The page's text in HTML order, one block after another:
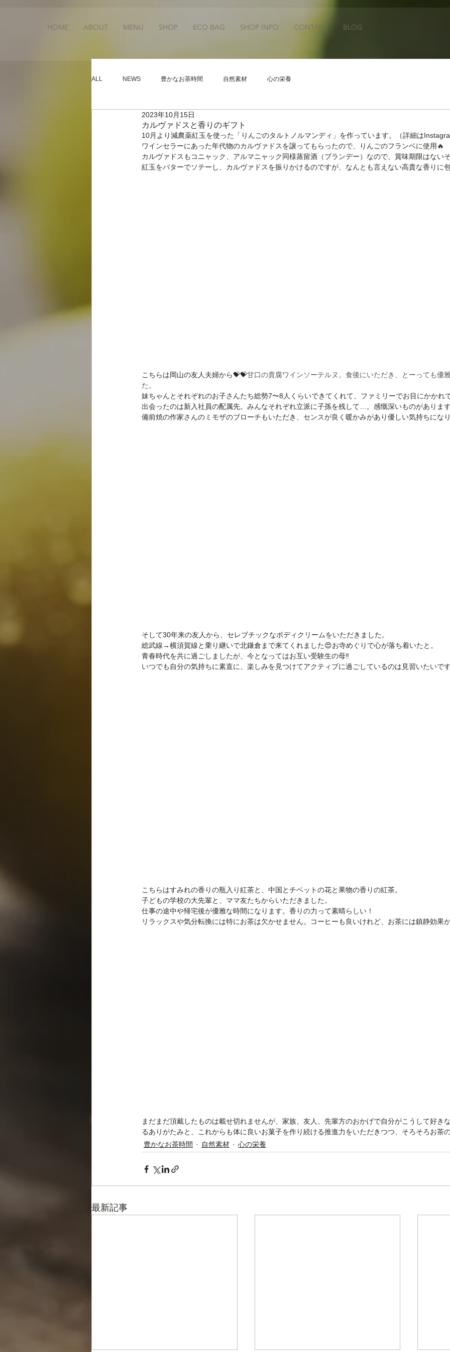
HOME ABOUT MENU SHOP ECO BAG SHOP INFO CONTACT BLOG
ALL NEWS 豊かなお茶時間 自然素材 心の栄養
カルヴァドスと香りのギフト
2023年10月15日
10月より減農薬紅玉を使った「りんごのタルトノルマンディ」を作っています。（詳細は
ワインセラーにあった年代物のカルヴァドスを譲ってもらったので、りんごのフランベに使用🔥
カルヴァドスもコニャック、アルマニャック同様蒸留酒（ブランデー）なので、賞味期限はない
紅玉をバターでソテーし、カルヴァドスを振りかけるのですが、なんとも言えない高貴な香りに
こちらは岡山の友人夫婦から💝💝甘口の貴腐ワインソーテルヌ。食後にいただき、とーっても優
た。
妹ちゃんとそれぞれのお子さんたち総勢7〜8人くらいできてくれて、ファミリーでお目にかかれ
出会ったのは新入社員の配属先。みんなそれぞれ立派に子孫を残して…。感慨深いものがありま
備前焼の作家さんのミモザのブローチもいただき、センスが良く暖かみがあり優しい気持ちにな
そして30年来の友人から、セレブチックなボディクリームをいただきました。
総武線→横須賀線と乗り継いで北鎌倉まで来てくれました😍お寺めぐりで心が落ち着いたと。
青春時代を共に過ごしましたが、今となってはお互い受験生の母‼︎
いつでも自分の気持ちに素直に、楽しみを見つけてアクティブに過ごしているのは見習いたいで
こちらはすみれの香りの瓶入り紅茶と、中国とチベットの花と果物の香りの紅茶。
子どもの学校の大先輩と、ママ友たちからいただきました。
仕事の途中や帰宅後が優雅な時間になります。香りの力って素晴らしい！
リラックスや気分転換には特にお茶は欠かせません。コーヒーも良いけれど、お茶には鎮静効果
まだまだ頂戴したものは載せ切れませんが、家族、友人、先輩方のおかげで自分がこうして好き
るありがたみと、これからも体に良いお菓子を作り続ける推進力をいただきつつ、そろそろお茶
豊かなお茶時間
自然素材 心の栄養
最新記事